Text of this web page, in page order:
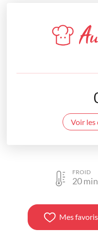
Voir les
FROID
20min
Mes favoris